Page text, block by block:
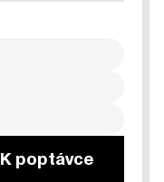
K poptávce